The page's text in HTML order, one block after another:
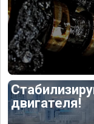
двигателя!